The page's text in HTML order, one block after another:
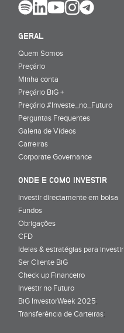
GERAL
Quem Somos
Preçário
Minha conta
Preçário BiG +
Preçário #Investe_no_Futuro
Perguntas Frequentes
Galeria de Vídeos
Carreiras
Corporate Governance
ONDE E COMO INVESTIR
Investir directamente em bolsa
Fundos
Obrigações
CFD
Ideias & estratégias para investir
Ser Cliente BiG
Check up Financeiro
Investir no Futuro
BiG InvestorWeek 2025;
Transferência de Carteiras;